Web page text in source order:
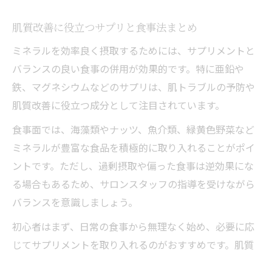
肌質改善に役立つサプリと食事法まとめ
ミネラルを効率良く摂取するためには、サプリメントと
バランスの良い食事の併用が効果的です。特に亜鉛や
鉄、マグネシウムなどのサプリは、肌トラブルの予防や
肌質改善に役立つ成分として注目されています。
食事面では、海藻類やナッツ、魚介類、緑黄色野菜など
ミネラルが豊富な食品を積極的に取り入れることがポイ
ントです。ただし、過剰摂取や偏った食事は逆効果にな
る場合もあるため、サロンスタッフの指導を受けながら
バランスを意識しましょう。
初心者はまず、日常の食事から無理なく始め、必要に応
じてサプリメントを取り入れるのがおすすめです。肌質